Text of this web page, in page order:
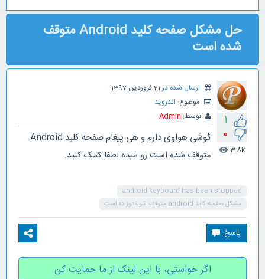
حل مشکل صفحه کلید Android متوقف
شده است
1
0
3.8k
visibility
ارسال شده در 21 فروردین 1397
موضوع: اندروید
توسط: Admin
گوشی هواوی دارم و هی پیغام صفحه کلید Android
متوقف شده است رو میده لطفا کمک کنید.
android keyboard has been stopped
مشکل صفحه کلید android متوقف شویندوز ده است
اگر خواستی، با این لینک از ما حمایت کن